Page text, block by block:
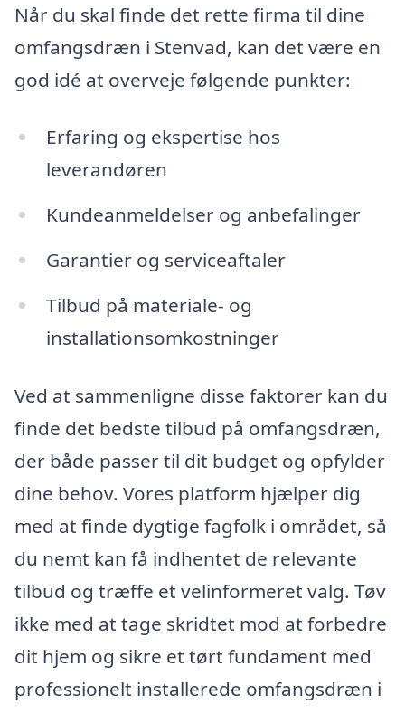
Når du skal finde det rette firma til dine
omfangsdræn i Stenvad, kan det være en
god idé at overveje følgende punkter:
Erfaring og ekspertise hos
leverandøren
Kundeanmeldelser og anbefalinger
Garantier og serviceaftaler
Tilbud på materiale- og
installationsomkostninger
Ved at sammenligne disse faktorer kan du
finde det bedste tilbud på omfangsdræn,
der både passer til dit budget og opfylder
dine behov. Vores platform hjælper dig
med at finde dygtige fagfolk i området, så
du nemt kan få indhentet de relevante
tilbud og træffe et velinformeret valg. Tøv
ikke med at tage skridtet mod at forbedre
dit hjem og sikre et tørt fundament med
professionelt installerede omfangsdræn i